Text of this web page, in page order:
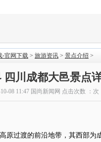
-官网下载 > 旅游资讯 > 景点介绍 >
四川成都大邑景点
08 11:47 国尚新闻网 点击次数 ： 次
过渡的前沿地带，其西部为